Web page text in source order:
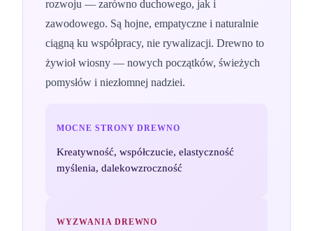
rozwoju — zarówno duchowego, jak i
zawodowego. Są hojne, empatyczne i naturalnie
ciągną ku współpracy, nie rywalizacji. Drewno to
żywioł wiosny — nowych początków, świeżych
pomysłów i niezłomnej nadziei.
MOCNE STRONYDREWNO
Kreatywność, współczucie, elastyczność
myślenia, dalekowzroczność
WYZWANIA DREWNO